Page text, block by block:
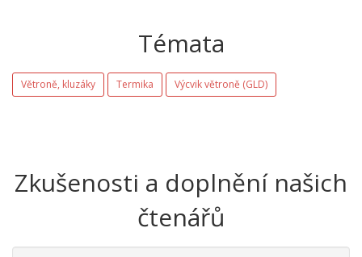
Témata
Větroně, kluzáky Termika Výcvik větroně (GLD)
Zkušenosti a doplnění našich
čtenářů